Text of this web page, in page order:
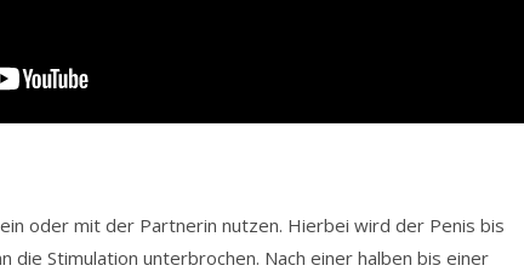
oder mit der Partnerin nutzen. Hierbei wird der Penis bis
die Stimulation unterbrochen. Nach einer halben bis einer